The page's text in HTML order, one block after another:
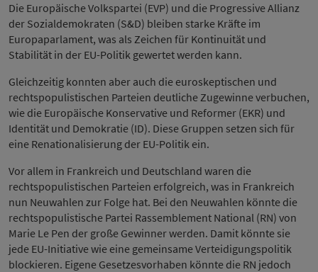
Die Europäische Volkspartei (EVP) und die Progressive Allianz
der Sozialdemokraten (S&D) bleiben starke Kräfte im
Europaparlament, was als Zeichen für Kontinuität und
Stabilität in der EU-Politik gewertet werden kann.
Gleichzeitig konnten aber auch die euroskeptischen und
rechtspopulistischen Parteien deutliche Zugewinne verbuchen,
wie die Europäische Konservative und Reformer (EKR) und
Identität und Demokratie (ID). Diese Gruppen setzen sich für
eine Renationalisierung der EU-Politik ein.
Vor allem in Frankreich und Deutschland waren die
rechtspopulistischen Parteien erfolgreich, was in Frankreich
nun Neuwahlen zur Folge hat. Bei den Neuwahlen könnte die
rechtspopulistische Partei Rassemblement National (RN) von
Marie Le Pen der große Gewinner werden. Damit könnte sie
jede EU-Initiative wie eine gemeinsame Verteidigungspolitik
blockieren. Eigene Gesetzesvorhaben könnte die RN jedoch